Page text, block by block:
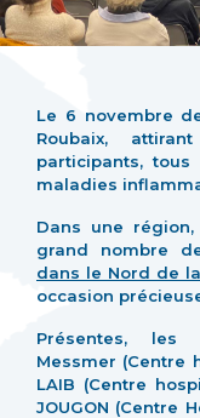
Le 6 novembre
Roubaix,
participants,
maladies
Dans une
grand nombre
dans le Nord de
occasion
Présentes, les
Messmer (Centre
LAIB (Centre
JOUGON (Centre